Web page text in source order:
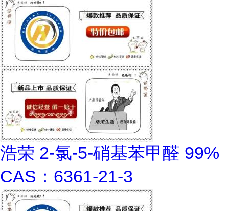
浩荣 2-氯-5-硝基苯甲醛 99%
CAS：6361-21-3